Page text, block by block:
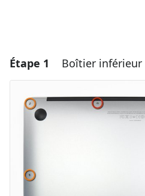
Étape 1 Boîtier inférieur